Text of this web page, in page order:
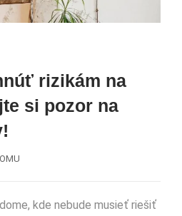
rizikám na
si pozor na
kde nebude musieť riešiť